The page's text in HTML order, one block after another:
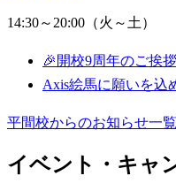
14:30～20:00（火～土）
🎉開校9周年のご挨
Axis絵馬に願いを込
平間校からのお知らせ一覧
イベント・キャ